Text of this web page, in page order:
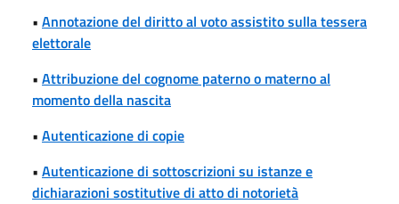
• Annotazione del diritto al voto assistito sulla tessera
elettorale
• Attribuzione del cognome paterno o materno al
momento della nascita
• Autenticazione di copie
• Autenticazione di sottoscrizioni su istanze e
dichiarazioni sostitutive di atto di notorietà